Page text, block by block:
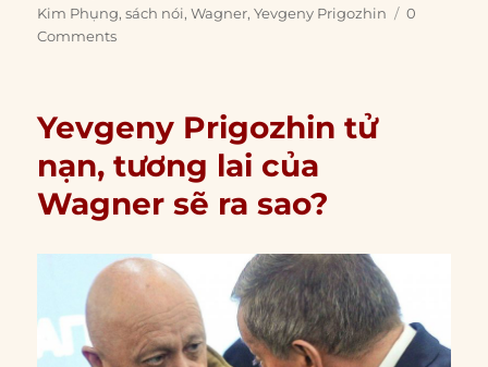
Kim Phụng,sách nói,Wagner,Yevgeny Prigozhin
0
Comments
Yevgeny Prigozhin tử
nạn, tương lai của
Wagner sẽ ra sao?